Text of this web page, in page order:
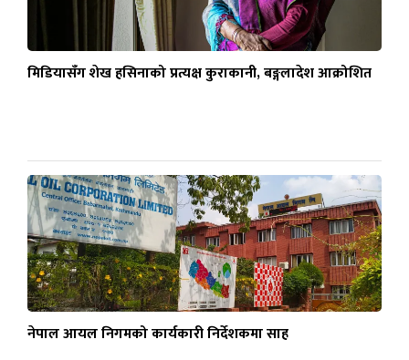
मिडियासँग शेख हसिनाको प्रत्यक्ष कुराकानी, बङ्गलादेश आक्रोशित
नेपाल आयल निगमको कार्यकारी निर्देशकमा साह